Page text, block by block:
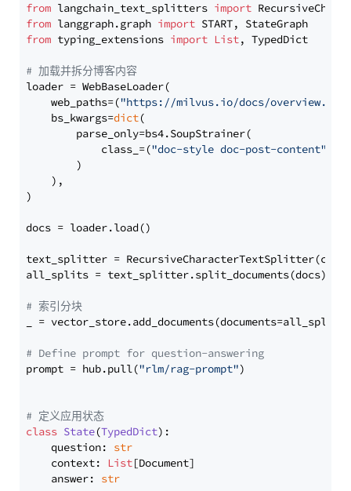
from langchain_text_splitters import
from langgraph.graph import
from typing_extensions import List, TypedDict
# 加载并拆分博客内容
loader = WebBaseLoader(
    web_paths=(
"https://milvus.io/docs/overview.md"
    bs_kwargs=
dict(
        parse_only=bs4.SoupStrainer(
            class_=(
"doc-style doc-post-content"
        )
    ),
)
docs = loader.load()
text_splitter =
all_splits = text_splitter.split_documents(docs)
# 索引分块
_ = vector_store.add_documents(documents=all_splits)
# Define prompt for question-answering
prompt = hub.pull("rlm/rag-prompt")
# 定义应用状态
class State(TypedDict):
    question:
str
    context:
List[Document]
    answer:
str